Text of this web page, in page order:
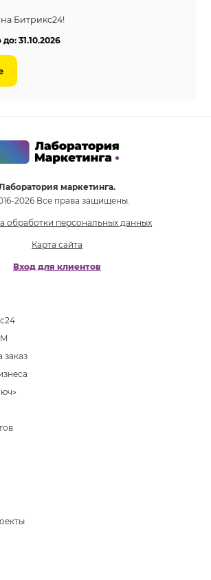
Битрикс24!
31.10.2026
маркетинга.
2026 Все права защищены.
обработки персональных данных
Карта сайта
Вход для клиентов
заказ